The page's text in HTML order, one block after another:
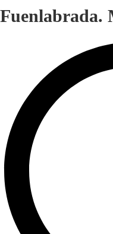
Fuenlabrada.